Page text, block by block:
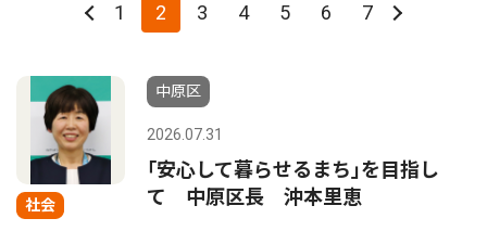
1 2 3 4 5 6 7
社会
中原区
2026.07.31
｢安心して暮らせるまち｣を目指し
て 中原区長 沖本里恵